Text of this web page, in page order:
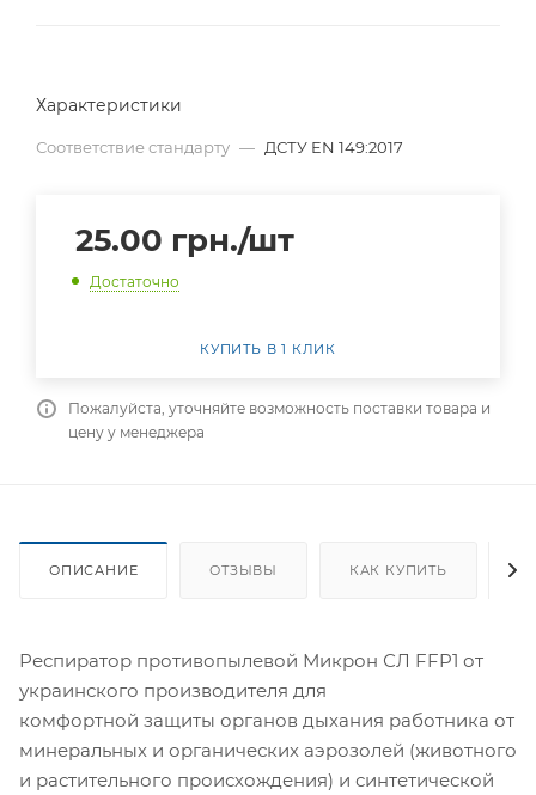
Характеристики
Соответствие стандарту — ДСТУ EN 149:2017
25.00 грн./шт
Достаточно
КУПИТЬ В 1 КЛИК
Пожалуйста, уточняйте возможность поставки товара и
цену у менеджера
ОПИСАНИЕ ОТЗЫВЫ КАК КУПИТЬ
Респиратор противопылевой Микрон СЛ FFP1 от
украинского производителя для
комфортной защиты органов дыхания работника от
минеральных и органических аэрозолей (животного
и растительного происхождения) и синтетической